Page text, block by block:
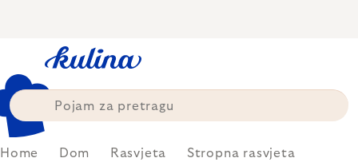
Home Dom Rasvjeta Stropna rasvjeta